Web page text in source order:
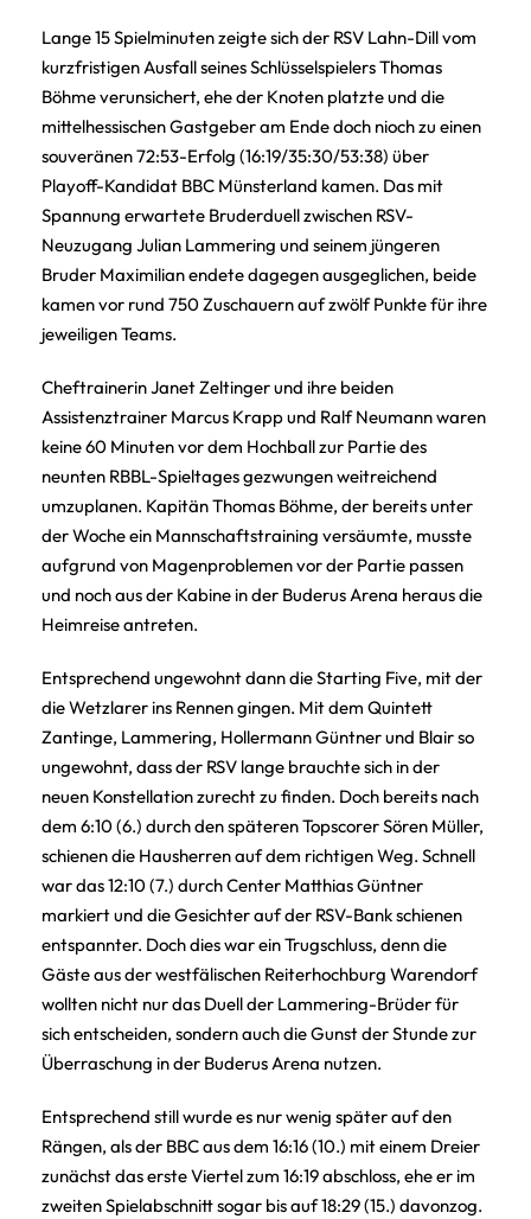
Lange 15 Spielminuten zeigte sich der RSV Lahn-Dill vom
kurzfristigen Ausfall seines Schlüsselspielers Thomas
Böhme verunsichert, ehe der Knoten platzte und die
mittelhessischen Gastgeber am Ende doch nioch zu einen
souveränen 72:53-Erfolg (16:19/35:30/53:38) über
Playoff-Kandidat BBC Münsterland kamen. Das mit
Spannung erwartete Bruderduell zwischen RSV-
Neuzugang Julian Lammering und seinem jüngeren
Bruder Maximilian endete dagegen ausgeglichen, beide
kamen vor rund 750 Zuschauern auf zwölf Punkte für ihre
jeweiligen Teams.
Cheftrainerin Janet Zeltinger und ihre beiden
Assistenztrainer Marcus Krapp und Ralf Neumann waren
keine 60 Minuten vor dem Hochball zur Partie des
neunten RBBL-Spieltages gezwungen weitreichend
umzuplanen. Kapitän Thomas Böhme, der bereits unter
der Woche ein Mannschaftstraining versäumte, musste
aufgrund von Magenproblemen vor der Partie passen
und noch aus der Kabine in der Buderus Arena heraus die
Heimreise antreten.
Entsprechend ungewohnt dann die Starting Five, mit der
die Wetzlarer ins Rennen gingen. Mit dem Quintett
Zantinge, Lammering, Hollermann Güntner und Blair so
ungewohnt, dass der RSV lange brauchte sich in der
neuen Konstellation zurecht zu finden. Doch bereits nach
dem 6:10 (6.) durch den späteren Topscorer Sören Müller,
schienen die Hausherren auf dem richtigen Weg. Schnell
war das 12:10 (7.) durch Center Matthias Güntner
markiert und die Gesichter auf der RSV-Bank schienen
entspannter. Doch dies war ein Trugschluss, denn die
Gäste aus der westfälischen Reiterhochburg Warendorf
wollten nicht nur das Duell der Lammering-Brüder für
sich entscheiden, sondern auch die Gunst der Stunde zur
Überraschung in der Buderus Arena nutzen.
Entsprechend still wurde es nur wenig später auf den
Rängen, als der BBC aus dem 16:16 (10.) mit einem Dreier
zunächst das erste Viertel zum 16:19 abschloss, ehe er im
zweiten Spielabschnitt sogar bis auf 18:29 (15.) davonzog.